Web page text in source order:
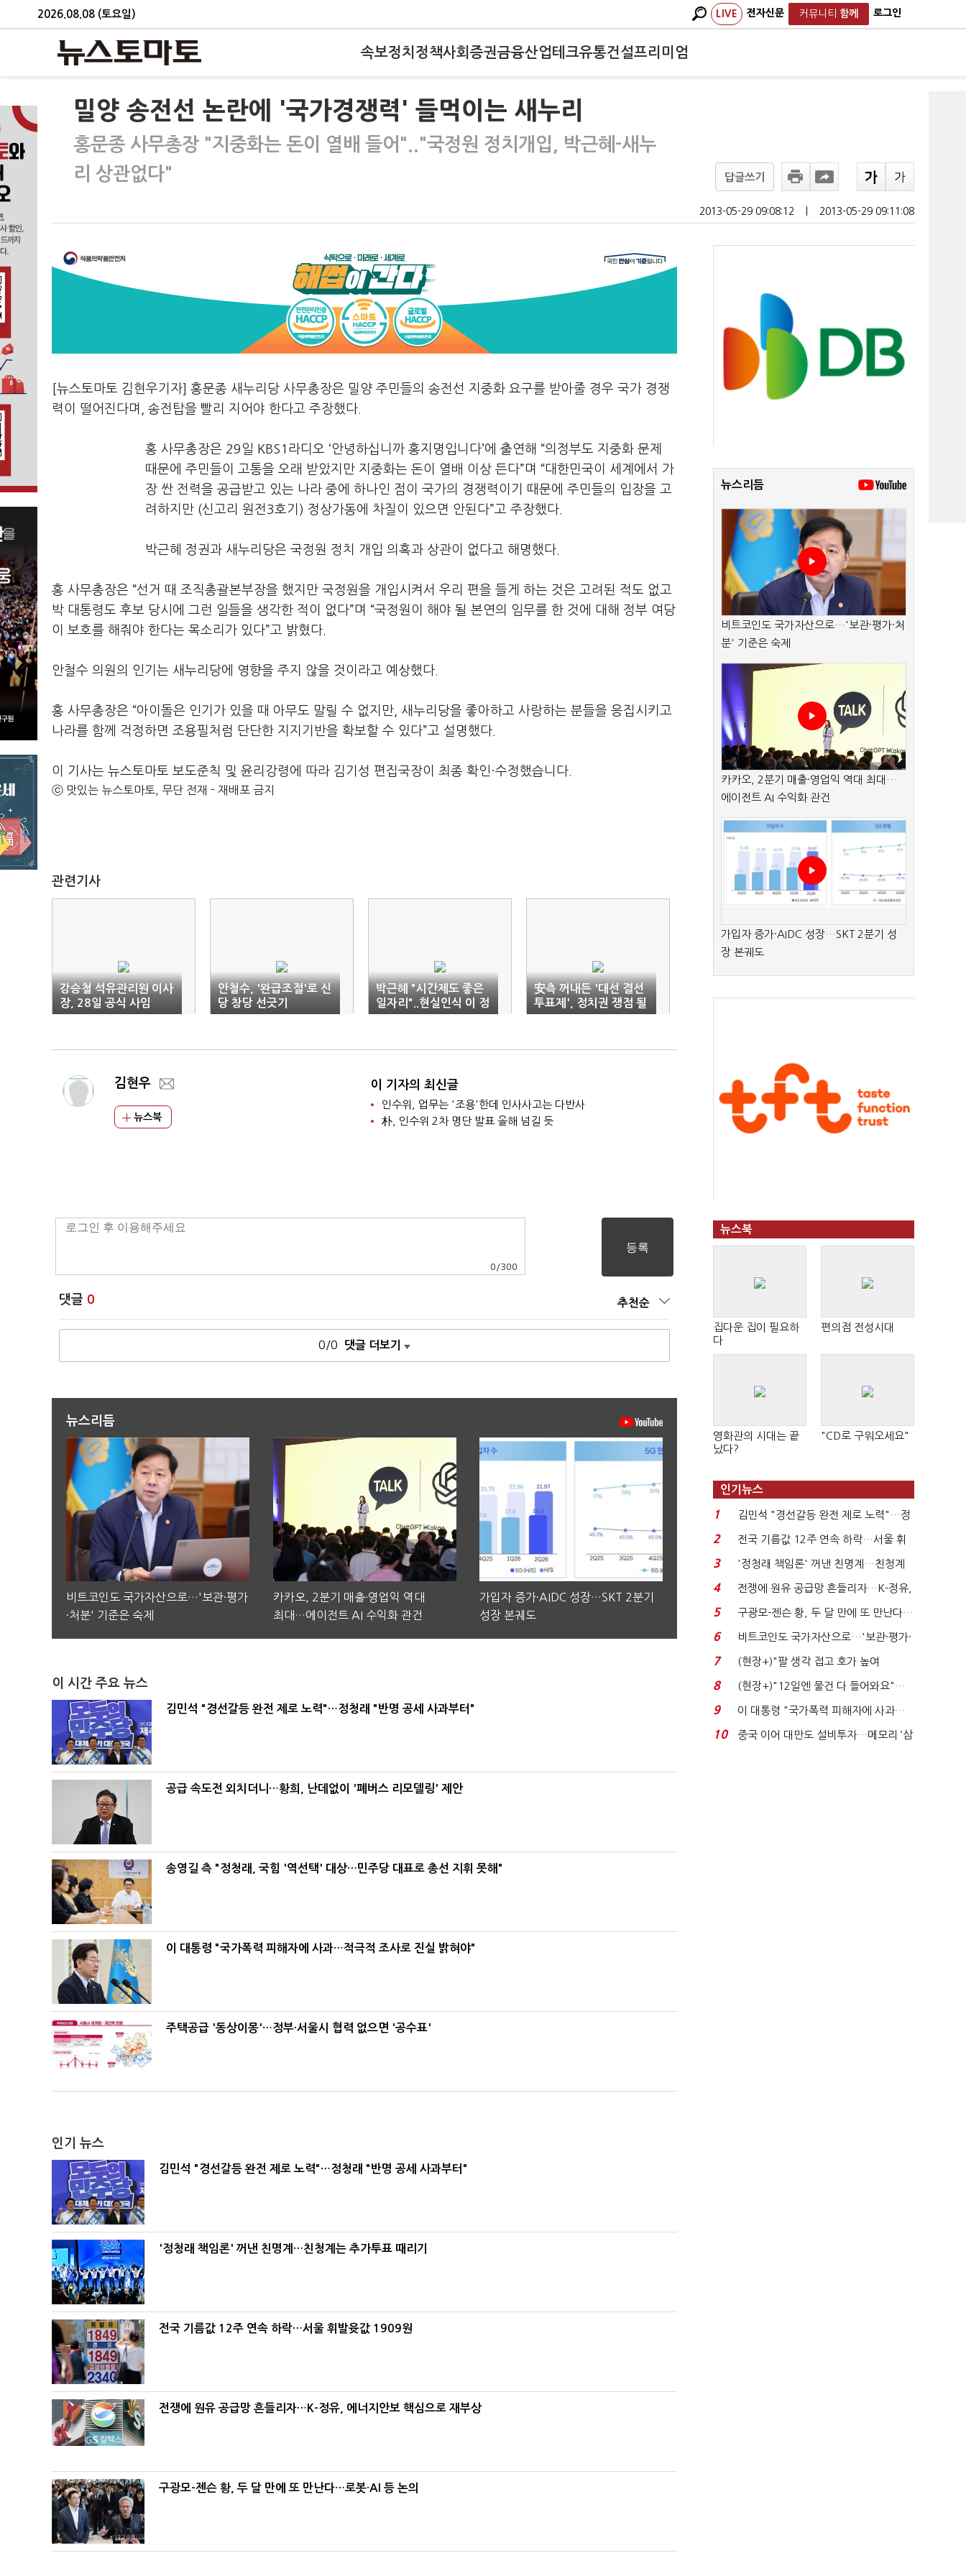
2026.08.08 (토요일) LIVE 전자신문 커뮤니티 함께 로그인
속보정치 정책사회 증권금융산업테크유통건설프리미엄
밀양 송전선 논란에 '국가경쟁력' 들먹이는 새누리
홍문종 사무총장 "지중화는 돈이 열배 들어".."국정원 정치개입, 박근혜-새누
리 상관없다"
답글쓰기
2013-05-29 09:08:12 2013-05-29 09:11:08
[뉴스토마토 김현우기자] 홍문종 새누리당 사무총장은 밀양 주민들의 송전선 지중화 요구를 받아줄 경우 국가 경쟁
력이 떨어진다며, 송전탑을 빨리 지어야 한다고 주장했다.
홍 사무총장은 29일 KBS1라디오 ‘안녕하십니까 홍지명입니다’에 출연해 “의정부도 지중화 문제
때문에 주민들이 고통을 오래 받았지만 지중화는 돈이 열배 이상 든다”며 “대한민국이 세계에서 가
장 싼 전력을 공급받고 있는 나라 중에 하나인 점이 국가의 경쟁력이기 때문에 주민들의 입장을 고
려하지만 (신고리 원전3호기) 정상가동에 차질이 있으면 안된다”고 주장했다.
박근혜 정권과 새누리당은 국정원 정치 개입 의혹과 상관이 없다고 해명했다.
홍 사무총장은 “선거 때 조직총괄본부장을 했지만 국정원을 개입시켜서 우리 편을 들게 하는 것은 고려된 적도 없고
박 대통령도 후보 당시에 그런 일들을 생각한 적이 없다”며 “국정원이 해야 될 본연의 임무를 한 것에 대해 정부 여당
이 보호를 해줘야 한다는 목소리가 있다”고 밝혔다.
안철수 의원의 인기는 새누리당에 영향을 주지 않을 것이라고 예상했다.
홍 사무총장은 “아이돌은 인기가 있을 때 아무도 말릴 수 없지만, 새누리당을 좋아하고 사랑하는 분들을 응집시키고
나라를 함께 걱정하면 조용필처럼 단단한 지지기반을 확보할 수 있다”고 설명했다.
이 기사는 뉴스토마토 보도준칙 및 윤리강령에 따라 김기성 편집국장이 최종 확인·수정했습니다.
ⓒ 맛있는 뉴스토마토, 무단 전재 - 재배포 금지
관련기사
강승철 석유관리원 이사
장, 28일 공식 사임
안철수, '완급조절'로 신
당 창당 선긋기
박근혜 "시간제도 좋은
일자리"..현실인식 이 정
도인가
安측 꺼내든 '대선 결선
투표제', 정치권 쟁점 될
까
김현우
뉴스북
이 기자의 최신글
인수위, 업무는 '조용'한데 인사사고는 다반사
朴, 인수위 2차 명단 발표 올해 넘길 듯
0 /300
댓글 0 추천순
0/0 댓글 더보기
뉴스리듬
비트코인도 국가자산으로…'보관·평가
·처분' 기준은 숙제
카카오, 2분기 매출·영업익 역대
최대…에이전트 AI 수익화 관건
가입자 증가·AIDC 성장…SKT 2분기
성장 본궤도
이 시간 주요 뉴스
김민석 "경선갈등 완전 제로 노력"…정청래 "반명 공세 사과부터"
공급 속도전 외치더니…황희, 난데없이 '폐버스 리모델링' 제안
송영길 측 "정청래, 국힘 '역선택' 대상…민주당 대표로 총선 지휘 못해"
이 대통령 "국가폭력 피해자에 사과…적극적 조사로 진실 밝혀야"
주택공급 '동상이몽'…정부·서울시 협력 없으면 '공수표'
인기 뉴스
김민석 "경선갈등 완전 제로 노력"…정청래 "반명 공세 사과부터"
'정청래 책임론' 꺼낸 친명계…친청계는 추가투표 때리기
전국 기름값 12주 연속 하락…서울 휘발윳값 1909원
전쟁에 원유 공급망 흔들리자…K-정유, 에너지안보 핵심으로 재부상
구광모-젠슨 황, 두 달 만에 또 만난다…로봇·AI 등 논의
뉴스리듬
비트코인도 국가자산으로…'보관·평가·처
분' 기준은 숙제
카카오, 2분기 매출·영업익 역대 최대…
에이전트 AI 수익화 관건
가입자 증가·AIDC 성장…SKT 2분기 성
장 본궤도
뉴스북
집다운 집이 필요하
다
편의점 전성시대
영화관의 시대는 끝
났다?
"CD로 구워오세요"
인기뉴스
1
김민석 "경선갈등 완전 제로 노력"…정
청래 "반명 공세 사...
2
전국 기름값 12주 연속 하락…서울 휘
발윳값 1909원...
3
'정청래 책임론' 꺼낸 친명계…친청계
는 추가투표 때리기...
4
전쟁에 원유 공급망 흔들리자…K-정유,
에너지안보 핵심...
5
구광모-젠슨 황, 두 달 만에 또 만난다…
로봇·AI 등 논...
6
비트코인도 국가자산으로…'보관·평가·
처분' 기준은 ...
7
(현장+)"팔 생각 접고 호가 높여
요"…'덜 똘똘한 한 채' 20...
8
(현장+)"12일엔 물건 다 들어와요"…
빈 매대 채우며 문 연 ...
9
이 대통령 "국가폭력 피해자에 사과…
적극적 조사로 진...
10
중국 이어 대만도 설비투자…메모리 ‘삼